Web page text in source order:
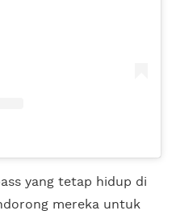
yang tetap hidup di
mereka untuk